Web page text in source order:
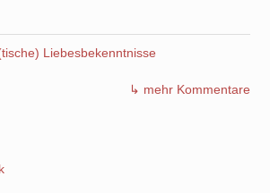
Liebesbekenntnisse
↳ mehr Kommentare